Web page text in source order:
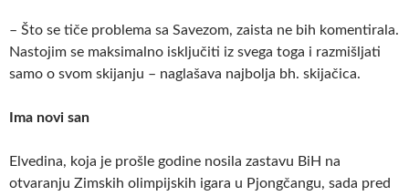
– Što se tiče problema sa Savezom, zaista ne bih komentirala.
Nastojim se maksimalno isključiti iz svega toga i razmišljati
samo o svom skijanju – naglašava najbolja bh. skijačica.
Ima novi san
Elvedina, koja je prošle godine nosila zastavu BiH na
otvaranju Zimskih olimpijskih igara u Pjongčangu, sada pred